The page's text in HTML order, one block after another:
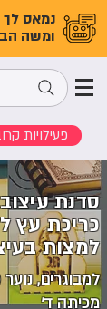
נמאס
ומשה
פעילויות
סדנת
כריכת עץ
למצות
מכיתה ד’